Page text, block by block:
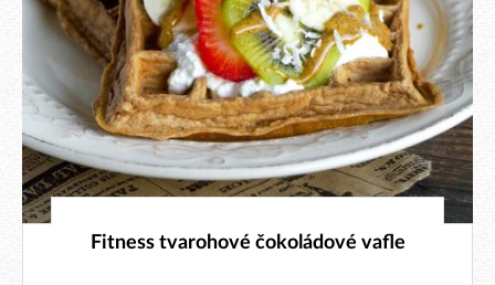
22. 2. 2026
Fitness tvarohové čokoládové vafle